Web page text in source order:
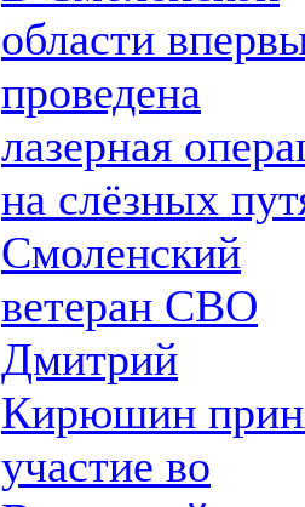
области
проведена
лазерная
на слёзных
Смоленский
ветеран СВО
Дмитрий
Кирюшин
участие во